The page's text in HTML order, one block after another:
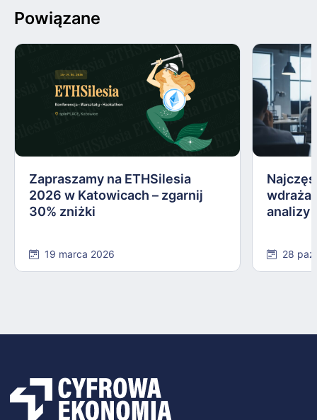
Powiązane
Zapraszamy na ETHSilesia
2026 w Katowicach – zgarnij
30% zniżki
19 marca 2026
analizy
28